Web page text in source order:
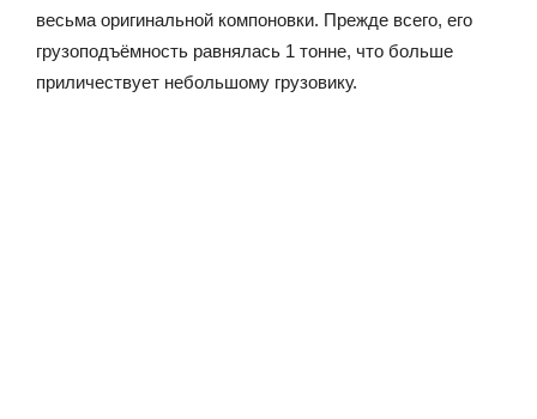
весьма оригинальной компоновки. Прежде всего, его
грузоподъёмность равнялась 1 тонне, что больше
приличествует небольшому грузовику.